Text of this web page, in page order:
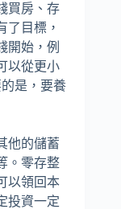
買房、存
了目標，
開始，例
以從更小
是，要養
他的儲蓄
。零存整
以領回本
投資一定